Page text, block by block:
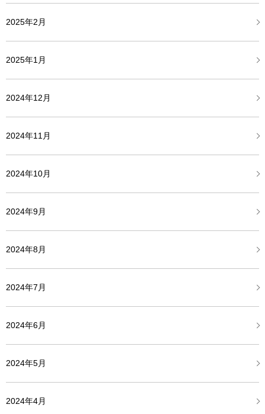
2025年2月
2025年1月
2024年12月
2024年11月
2024年10月
2024年9月
2024年8月
2024年7月
2024年6月
2024年5月
2024年4月